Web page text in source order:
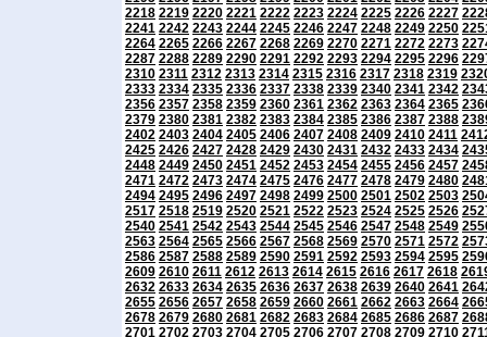
2218 2219 2220 2221 2222 2223 2224 2225 2226 2227
2241 2242 2243 2244 2245 2246 2247 2248 2249 2250
2264 2265 2266 2267 2268 2269 2270 2271 2272 2273
2287 2288 2289 2290 2291 2292 2293 2294 2295 2296
2310 2311 2312 2313 2314 2315 2316 2317 2318 2319
2333 2334 2335 2336 2337 2338 2339 2340 2341 2342
2356 2357 2358 2359 2360 2361 2362 2363 2364 2365
2379 2380 2381 2382 2383 2384 2385 2386 2387 2388
2402 2403 2404 2405 2406 2407 2408 2409 2410 2411
2425 2426 2427 2428 2429 2430 2431 2432 2433 2434
2448 2449 2450 2451 2452 2453 2454 2455 2456 2457
2471 2472 2473 2474 2475 2476 2477 2478 2479 2480
2494 2495 2496 2497 2498 2499 2500 2501 2502 2503
2517 2518 2519 2520 2521 2522 2523 2524 2525 2526
2540 2541 2542 2543 2544 2545 2546 2547 2548 2549
2563 2564 2565 2566 2567 2568 2569 2570 2571 2572
2586 2587 2588 2589 2590 2591 2592 2593 2594 2595
2609 2610 2611 2612 2613 2614 2615 2616 2617 2618
2632 2633 2634 2635 2636 2637 2638 2639 2640 2641
2655 2656 2657 2658 2659 2660 2661 2662 2663 2664
2678 2679 2680 2681 2682 2683 2684 2685 2686 2687
2701 2702 2703 2704 2705 2706 2707 2708 2709 2710